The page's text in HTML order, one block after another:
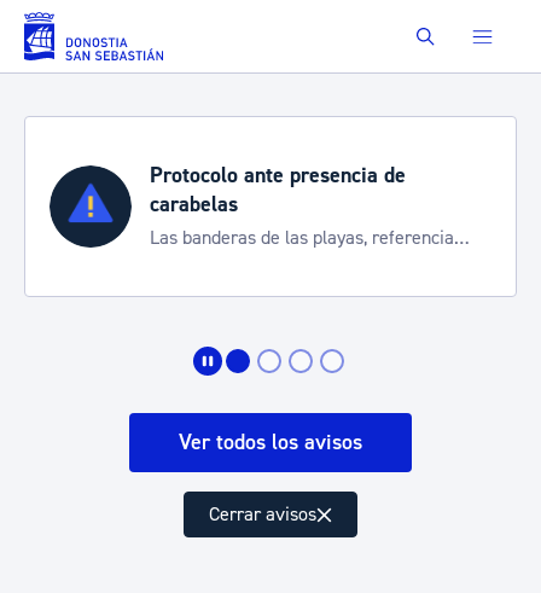
Saltar al contenido principal Buscar
Protocolo ante presencia de
carabelas
Las banderas de las playas, referencia
Ver todos los avisos
Cerrar avisos